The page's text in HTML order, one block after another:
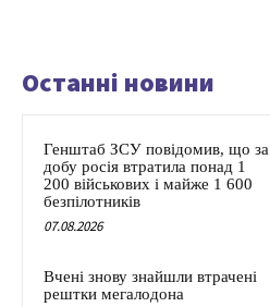
Останні новини
Генштаб ЗСУ повідомив, що за
добу росія втратила понад 1
200 військових і майже 1 600
безпілотників
07.08.2026
Вчені знову знайшли втрачені
рештки мегалодона